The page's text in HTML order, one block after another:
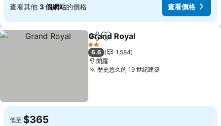
查看其他 3 個網站的價格 查看價格
分享 加入我的最愛
Grand Royal
2 星級
6.6
1,584
開羅
歷史悠久的 19 世紀建築查看價格
低至 $365